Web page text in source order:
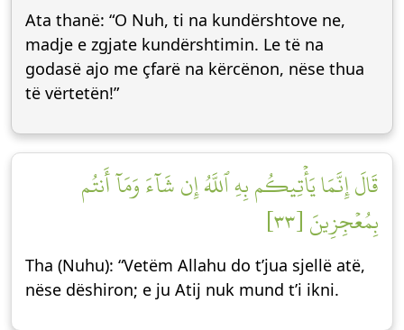
Ata thanë: “O Nuh, ti na kundërshtove ne,
madje e zgjate kundërshtimin. Le të na
godasë ajo me çfarë na kërcënon, nëse thua
të vërtetën!”
قَالَ إِنَّمَا يَأۡتِيكُم بِهِ ٱللَّهُ إِن شَآءَ وَمَآ أَنتُم
بِمُعۡجِزِينَ [٣٣]
Tha (Nuhu): “Vetëm Allahu do t’jua sjellë atë,
nëse dëshiron; e ju Atij nuk mund t’i ikni.